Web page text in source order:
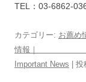
TEL：03-6862-
カテゴリー: お薦め
情報｜
Important News |